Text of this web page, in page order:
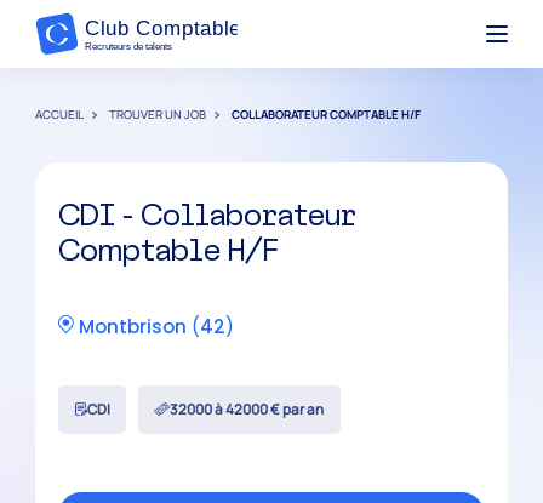
ACCUEIL TROUVER UN JOB COLLABORATEUR COMPTABLE H/F
CDI - Collaborateur
Comptable H/F
Montbrison (42)
CDI 32000 à 42000 € par an